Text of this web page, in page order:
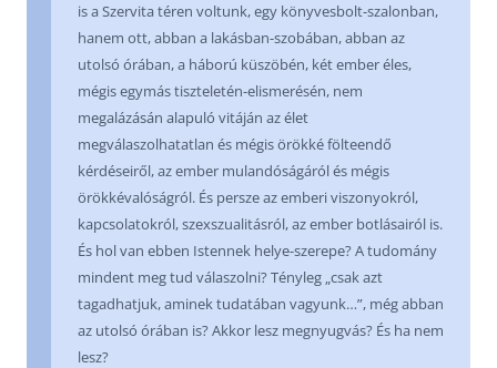
is a Szervita téren voltunk, egy könyvesbolt-szalonban,
hanem ott, abban a lakásban-szobában, abban az
utolsó órában, a háború küszöbén, két ember éles,
mégis egymás tiszteletén-elismerésén, nem
megalázásán alapuló vitáján az élet
megválaszolhatatlan és mégis örökké fölteendő
kérdéseiről, az ember mulandóságáról és mégis
örökkévalóságról. És persze az emberi viszonyokról,
kapcsolatokról, szexszualitásról, az ember botlásairól is.
És hol van ebben Istennek helye-szerepe? A tudomány
mindent meg tud válaszolni? Tényleg „csak azt
tagadhatjuk, aminek tudatában vagyunk…”, még abban
az utolsó órában is? Akkor lesz megnyugvás? És ha nem
lesz?